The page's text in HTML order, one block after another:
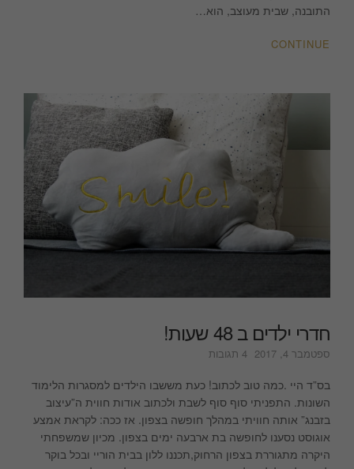
התובנה, שבית מעוצב, הוא…
CONTINUE
חדרי ילדים ב 48 שעות!
ספטמבר 4, 2017 4 תגובות
ילדים
ב
48
שעות!
בס”ד היי .כמה טוב לכתוב! כעת מששבו הילדים למסגרות הלימוד
השונות. התפניתי סוף סוף לשבת ולכתוב אודות חווית ה”עיצוב
בזבנג” אותה חוויתי במהלך חופשה בצפון. אז ככה: לקראת אמצע
אוגוסט נסענו לחופשה בת ארבעה ימים בצפון. מכיון שמשפחתי
היקרה מתגוררת בצפון הרחוק,תכננו ללון בבית הוריי ובכל בוקר